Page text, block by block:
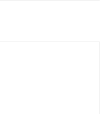
十足。
户的留存。尤其是